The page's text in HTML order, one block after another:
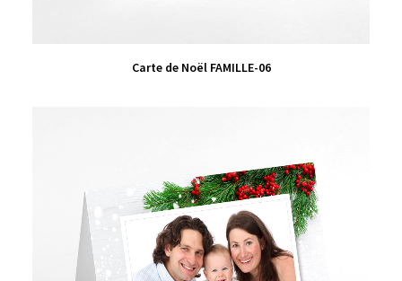
VIEW PRODUCT
Carte de Noël FAMILLE-06